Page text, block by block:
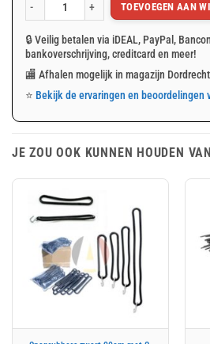
Gewapend transparant afdekzeil 2x3m 200gr/
TOEVOEGEN AAN
🔒 Veilig betalen via iDEAL, PayPal,
bankoverschrijving, creditcard en meer!
🏬 Afhalen mogelijk in magazijn Dordrecht
⭐ Bekijk de ervaringen en beoordelingen
JE ZOU OOK KUNNEN HOUDEN